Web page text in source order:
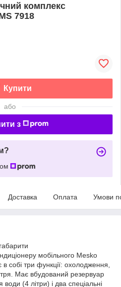
комплекс
7918
Купити
або
з
Доставка Оплата Умови
мобільного Mesko
собі три функції: охолодження,
Має вбудований резервуар
(4 літри) і два спеціальні